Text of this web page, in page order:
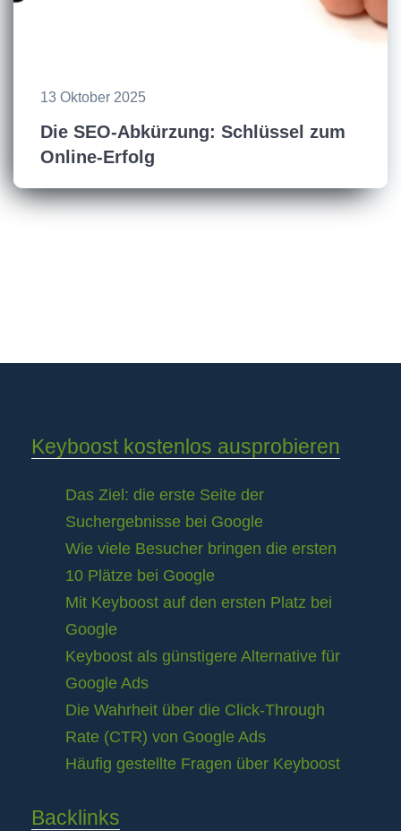
13 Oktober 2025
Die SEO-Abkürzung: Schlüssel zum
Online-Erfolg
Keyboost kostenlos ausprobieren
Das Ziel: die erste Seite der
Suchergebnisse bei Google
Wie viele Besucher bringen die ersten
10 Plätze bei Google
Mit Keyboost auf den ersten Platz bei
Google
Keyboost als günstigere Alternative für
Google Ads
Die Wahrheit über die Click-Through
Rate (CTR) von Google Ads
Häufig gestellte Fragen über Keyboost
Backlinks